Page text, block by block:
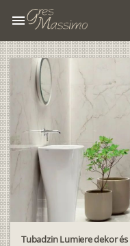
menu
Tubadzin Lumiere dekor